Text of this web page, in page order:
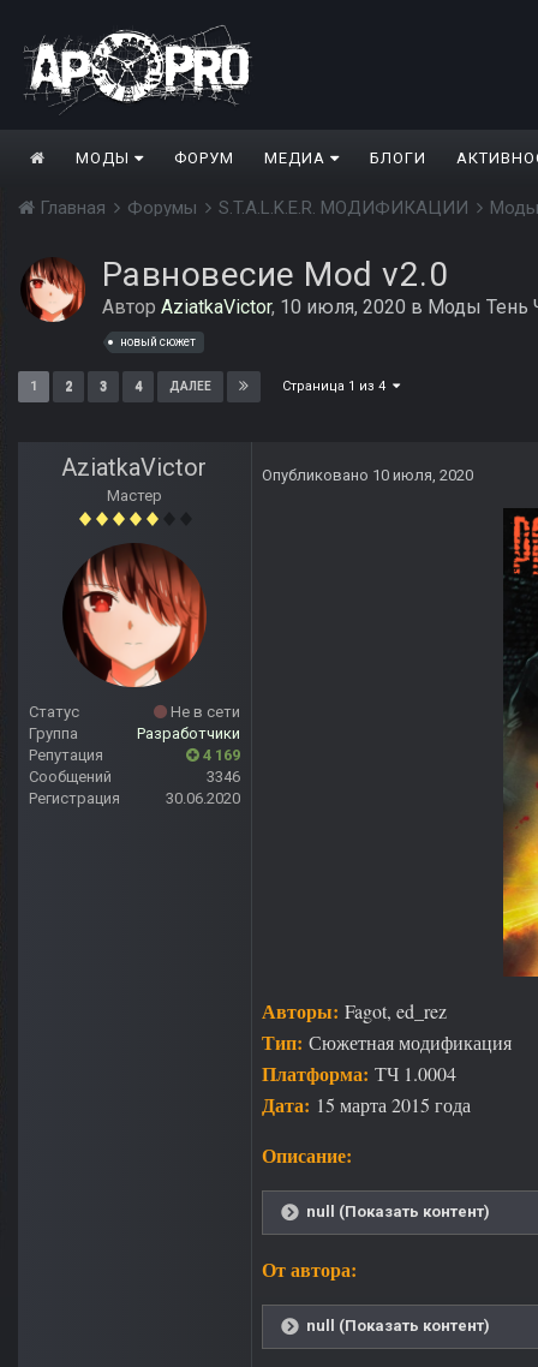
МОДЫ ФОРУМ МЕДИА БЛОГИ
Главная Форумы S.T.A.L.K.E.R. МОДИФИКАЦИИ
Равновесие Mod v2.0
Автор AziatkaVictor, 10 июля, 2020 в Моды Тень
новый сюжет
1 2 3 4 ДАЛЕЕ Страница 1 из 4
AziatkaVictor
Мастер
Статус
Не в сети
Группа
Разработчики
Репутация
4 169
Сообщений
3346
Регистрация
30.06.2020
Опубликовано 10 июля, 2020
Авторы: Fagot, ed_rez
Тип: Сюжетная модификация
Платформа: ТЧ 1.0004
Дата: 15 марта 2015 года
Описание:
null (Показать контент)
От автора:
null (Показать контент)